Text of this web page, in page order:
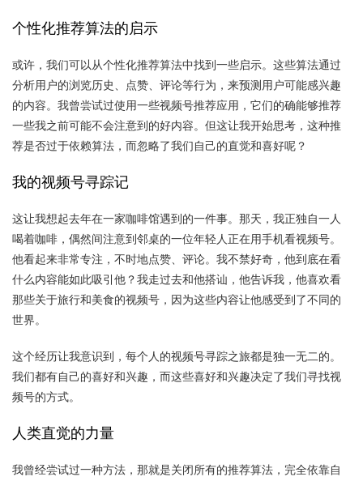
个性化推荐算法的启示
或许，我们可以从个性化推荐算法中找到一些启示。这些算法通过
分析用户的浏览历史、点赞、评论等行为，来预测用户可能感兴趣
的内容。我曾尝试过使用一些视频号推荐应用，它们的确能够推荐
一些我之前可能不会注意到的好内容。但这让我开始思考，这种推
荐是否过于依赖算法，而忽略了我们自己的直觉和喜好呢？
我的视频号寻踪记
这让我想起去年在一家咖啡馆遇到的一件事。那天，我正独自一人
喝着咖啡，偶然间注意到邻桌的一位年轻人正在用手机看视频号。
他看起来非常专注，不时地点赞、评论。我不禁好奇，他到底在看
什么内容能如此吸引他？我走过去和他搭讪，他告诉我，他喜欢看
那些关于旅行和美食的视频号，因为这些内容让他感受到了不同的
世界。
这个经历让我意识到，每个人的视频号寻踪之旅都是独一无二的。
我们都有自己的喜好和兴趣，而这些喜好和兴趣决定了我们寻找视
频号的方式。
人类直觉的力量
我曾经尝试过一种方法，那就是关闭所有的推荐算法，完全依靠自